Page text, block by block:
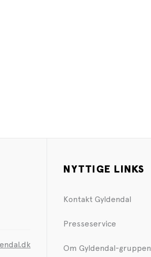
NYTTIGE LINKS
Kontakt Gyldendal
Presseservice
Om Gyldendal-gruppen